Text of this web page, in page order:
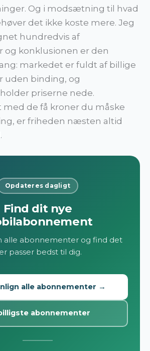
Og i modsætning til hvad
det ikke koste mere. Jeg
hundredvis af
og konklusionen er den
markedet er fuldt af billige
uden binding, og
priserne nede.
de få kroner du måske
er friheden næsten altid
Opdateres dagligt
Find dit nye
alle abonnementer og find det
passer bedst til dig.
alle abonnementer →
abonnementer